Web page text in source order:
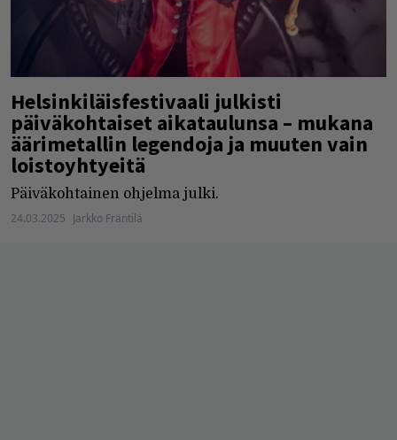
Helsinkiläisfestivaali julkisti
päiväkohtaiset aikataulunsa – mukana
äärimetallin legendoja ja muuten vain
loistoyhtyeitä
Päiväkohtainen ohjelma julki.
24.03.2025 Jarkko Fräntilä